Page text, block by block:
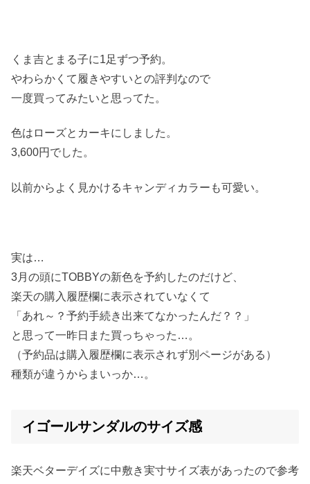
くま吉とまる子に1足ずつ予約。
やわらかくて履きやすいとの評判なので
一度買ってみたいと思ってた。
色はローズとカーキにしました。
3,600円でした。
以前からよく見かけるキャンディカラーも可愛い。
実は…
3月の頭にTOBBYの新色を予約したのだけど、
楽天の購入履歴欄に表示されていなくて
「あれ～？予約手続き出来てなかったんだ？？」
と思って一昨日また買っちゃった…。
（予約品は購入履歴欄に表示されず別ページがある）
種類が違うからまいっか…。
イゴールサンダルのサイズ感
楽天ベターデイズに中敷き実寸サイズ表があったので参考